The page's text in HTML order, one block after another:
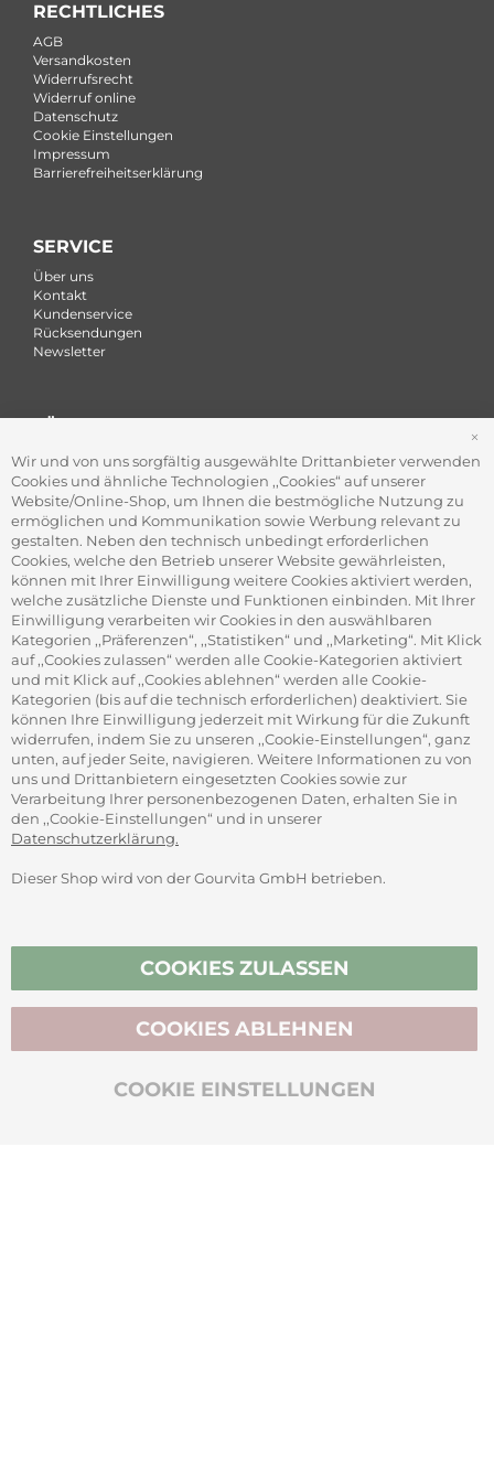
RECHTLICHES
AGB
Versandkosten
Widerrufsrecht
Widerruf online
Datenschutz
Cookie Einstellungen
Impressum
Barrierefreiheitserklärung
SERVICE
Über uns
Kontakt
Kundenservice
Rücksendungen
Newsletter
FÜR FIRMEN
Office Coffee Kaffee für das Büro
Firmenkundenservice
Firmenrabatt-Programm
Werbegeschenke
ADRESSE
Gourvita GmbH
Adam-Opel-Str. 19
63322 Rödermark
SICHER ZAHLEN
Vertrag widerrufen
BIO-ZERTIFIZIERT
Wir und von uns sorgfältig ausgewählte Drittanbieter verwenden
Cookies und ähnliche Technologien ,,Cookies“ auf unserer
Website/Online-Shop, um Ihnen die bestmögliche Nutzung zu
ermöglichen und Kommunikation sowie Werbung relevant zu
gestalten. Neben den technisch unbedingt erforderlichen
Cookies, welche den Betrieb unserer Website gewährleisten,
können mit Ihrer Einwilligung weitere Cookies aktiviert werden,
welche zusätzliche Dienste und Funktionen einbinden. Mit Ihrer
Einwilligung verarbeiten wir Cookies in den auswählbaren
Kategorien ,,Präferenzen“, ,,Statistiken“ und ,,Marketing“. Mit Klick
auf ,,Cookies zulassen“ werden alle Cookie-Kategorien aktiviert
und mit Klick auf ,,Cookies ablehnen“ werden alle Cookie-
Kategorien (bis auf die technisch erforderlichen) deaktiviert. Sie
können Ihre Einwilligung jederzeit mit Wirkung für die Zukunft
widerrufen, indem Sie zu unseren ,,Cookie-Einstellungen“, ganz
unten, auf jeder Seite, navigieren. Weitere Informationen zu von
uns und Drittanbietern eingesetzten Cookies sowie zur
Verarbeitung Ihrer personenbezogenen Daten, erhalten Sie in
den ,,Cookie-Einstellungen“ und in unserer
Datenschutzerklärung.
Dieser Shop wird von der Gourvita GmbH betrieben.
COOKIES ZULASSEN
COOKIE EINSTELLUNGEN
COOKIES ABLEHNEN